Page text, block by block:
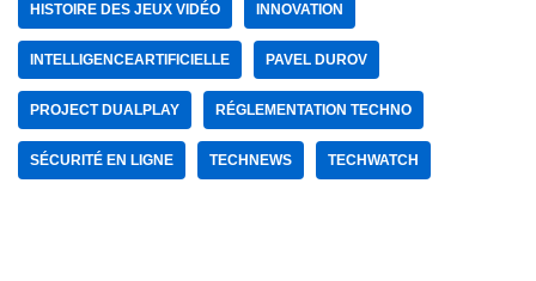
HISTOIRE DES JEUX VIDÉO INNOVATION
INTELLIGENCEARTIFICIELLE PAVEL DUROV
PROJECT DUALPLAY RÉGLEMENTATION TECHNO
SÉCURITÉ EN LIGNE TECHNEWS TECHWATCH